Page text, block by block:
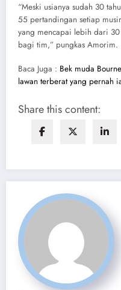
“Meski usianya sudah 30
55 pertandingan setiap
yang mencapai lebih dari
bagi tim,” pungkas Amorim.
Baca Juga : Bek muda
lawan terberat yang pernah
Share this content: